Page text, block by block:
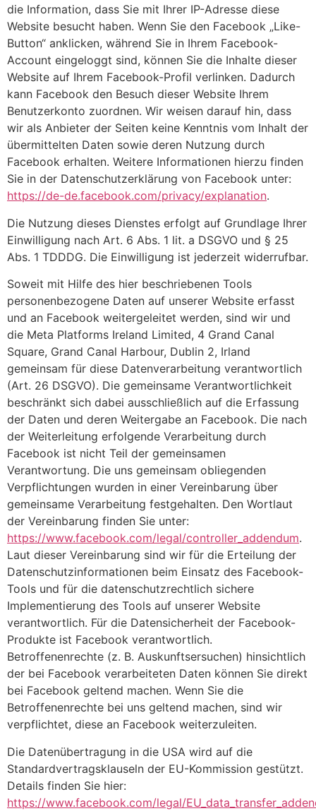
die Information, dass Sie mit Ihrer IP-Adresse diese
Website besucht haben. Wenn Sie den Facebook „Like-
Button“ anklicken, während Sie in Ihrem Facebook-
Account eingeloggt sind, können Sie die Inhalte dieser
Website auf Ihrem Facebook-Profil verlinken. Dadurch
kann Facebook den Besuch dieser Website Ihrem
Benutzerkonto zuordnen. Wir weisen darauf hin, dass
wir als Anbieter der Seiten keine Kenntnis vom Inhalt der
übermittelten Daten sowie deren Nutzung durch
Facebook erhalten. Weitere Informationen hierzu finden
Sie in der Datenschutzerklärung von Facebook unter:
https://de-de.facebook.com/privacy/explanation.
Die Nutzung dieses Dienstes erfolgt auf Grundlage Ihrer
Einwilligung nach Art. 6 Abs. 1 lit. a DSGVO und § 25
Abs. 1 TDDDG. Die Einwilligung ist jederzeit widerrufbar.
Soweit mit Hilfe des hier beschriebenen Tools
personenbezogene Daten auf unserer Website erfasst
und an Facebook weitergeleitet werden, sind wir und
die Meta Platforms Ireland Limited, 4 Grand Canal
Square, Grand Canal Harbour, Dublin 2, Irland
gemeinsam für diese Datenverarbeitung verantwortlich
(Art. 26 DSGVO). Die gemeinsame Verantwortlichkeit
beschränkt sich dabei ausschließlich auf die Erfassung
der Daten und deren Weitergabe an Facebook. Die nach
der Weiterleitung erfolgende Verarbeitung durch
Facebook ist nicht Teil der gemeinsamen
Verantwortung. Die uns gemeinsam obliegenden
Verpflichtungen wurden in einer Vereinbarung über
gemeinsame Verarbeitung festgehalten. Den Wortlaut
der Vereinbarung finden Sie unter:
https://www.facebook.com/legal/controller_addendum.
Laut dieser Vereinbarung sind wir für die Erteilung der
Datenschutzinformationen beim Einsatz des Facebook-
Tools und für die datenschutzrechtlich sichere
Implementierung des Tools auf unserer Website
verantwortlich. Für die Datensicherheit der Facebook-
Produkte ist Facebook verantwortlich.
Betroffenenrechte (z. B. Auskunftsersuchen) hinsichtlich
der bei Facebook verarbeiteten Daten können Sie direkt
bei Facebook geltend machen. Wenn Sie die
Betroffenenrechte bei uns geltend machen, sind wir
verpflichtet, diese an Facebook weiterzuleiten.
Die Datenübertragung in die USA wird auf die
Standardvertragsklauseln der EU-Kommission gestützt.
Details finden Sie hier:
https://www.facebook.com/legal/